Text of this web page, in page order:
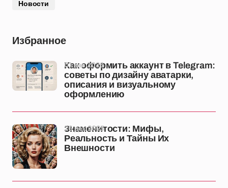
Новости
Избранное
Как оформить аккаунт в Telegram:
советы по дизайну аватарки,
описания и визуальному
оформлению
01 янв 2026
Знаменитости: Мифы,
Реальность и Тайны Их
Внешности
26 дек 2025